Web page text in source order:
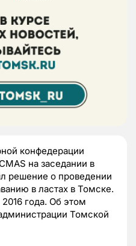
конфедерации
на заседании в
решение о проведении
в ластах в Томске.
года. Об этом
Томской